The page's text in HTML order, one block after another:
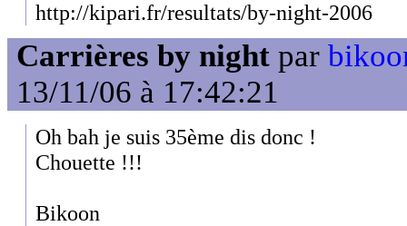
http://kipari.fr/resultats/by-night-2006
Carrières by night par
13/11/06 à 17:42:21
Oh bah je suis 35ème dis donc !
Chouette !!!
Bikoon